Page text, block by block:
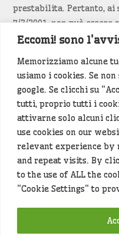
Eccomi! sono
Memorizziamo alcune
usiamo i cookies. Se
google. Se clicchi su
tutti, proprio tutti i
attivarne solo alcuni
use cookies on our
relevant experience by
and repeat visits. By
to the use of ALL the
"Cookie Settings" to
prestabilita. Pertanto, ai
7/3/2001, non può
editoriale.
Siamo attenti a non
d’immagine. Se un
richiederne la rimozione
messaggio).
Alcuni articoli sono
l'intelligenza artificiale
provenienti da fonti
locale. Prima della
controllato dalla
Hey che fine fanno i